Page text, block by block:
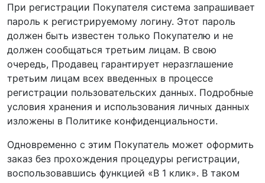
При регистрации Покупателя система запрашивает
пароль к регистрируемому логину. Этот пароль
должен быть известен только Покупателю и не
должен сообщаться третьим лицам. В свою
очередь, Продавец гарантирует неразглашение
третьим лицам всех введенных в процессе
регистрации пользовательских данных. Подробные
условия хранения и использования личных данных
изложены в Политике конфиденциальности.
Одновременно с этим Покупатель может оформить
заказ без прохождения процедуры регистрации,
воспользовавшись функцией «В 1 клик». В таком